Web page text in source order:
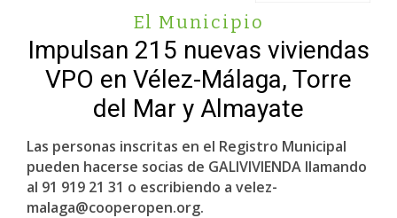
El Municipio
Impulsan 215 nuevas viviendas
VPO en Vélez-Málaga, Torre
del Mar y Almayate
Las personas inscritas en el Registro Municipal
pueden hacerse socias de GALIVIVIENDA llamando
al 91 919 21 31 o escribiendo a velez-
malaga@cooperopen.org.